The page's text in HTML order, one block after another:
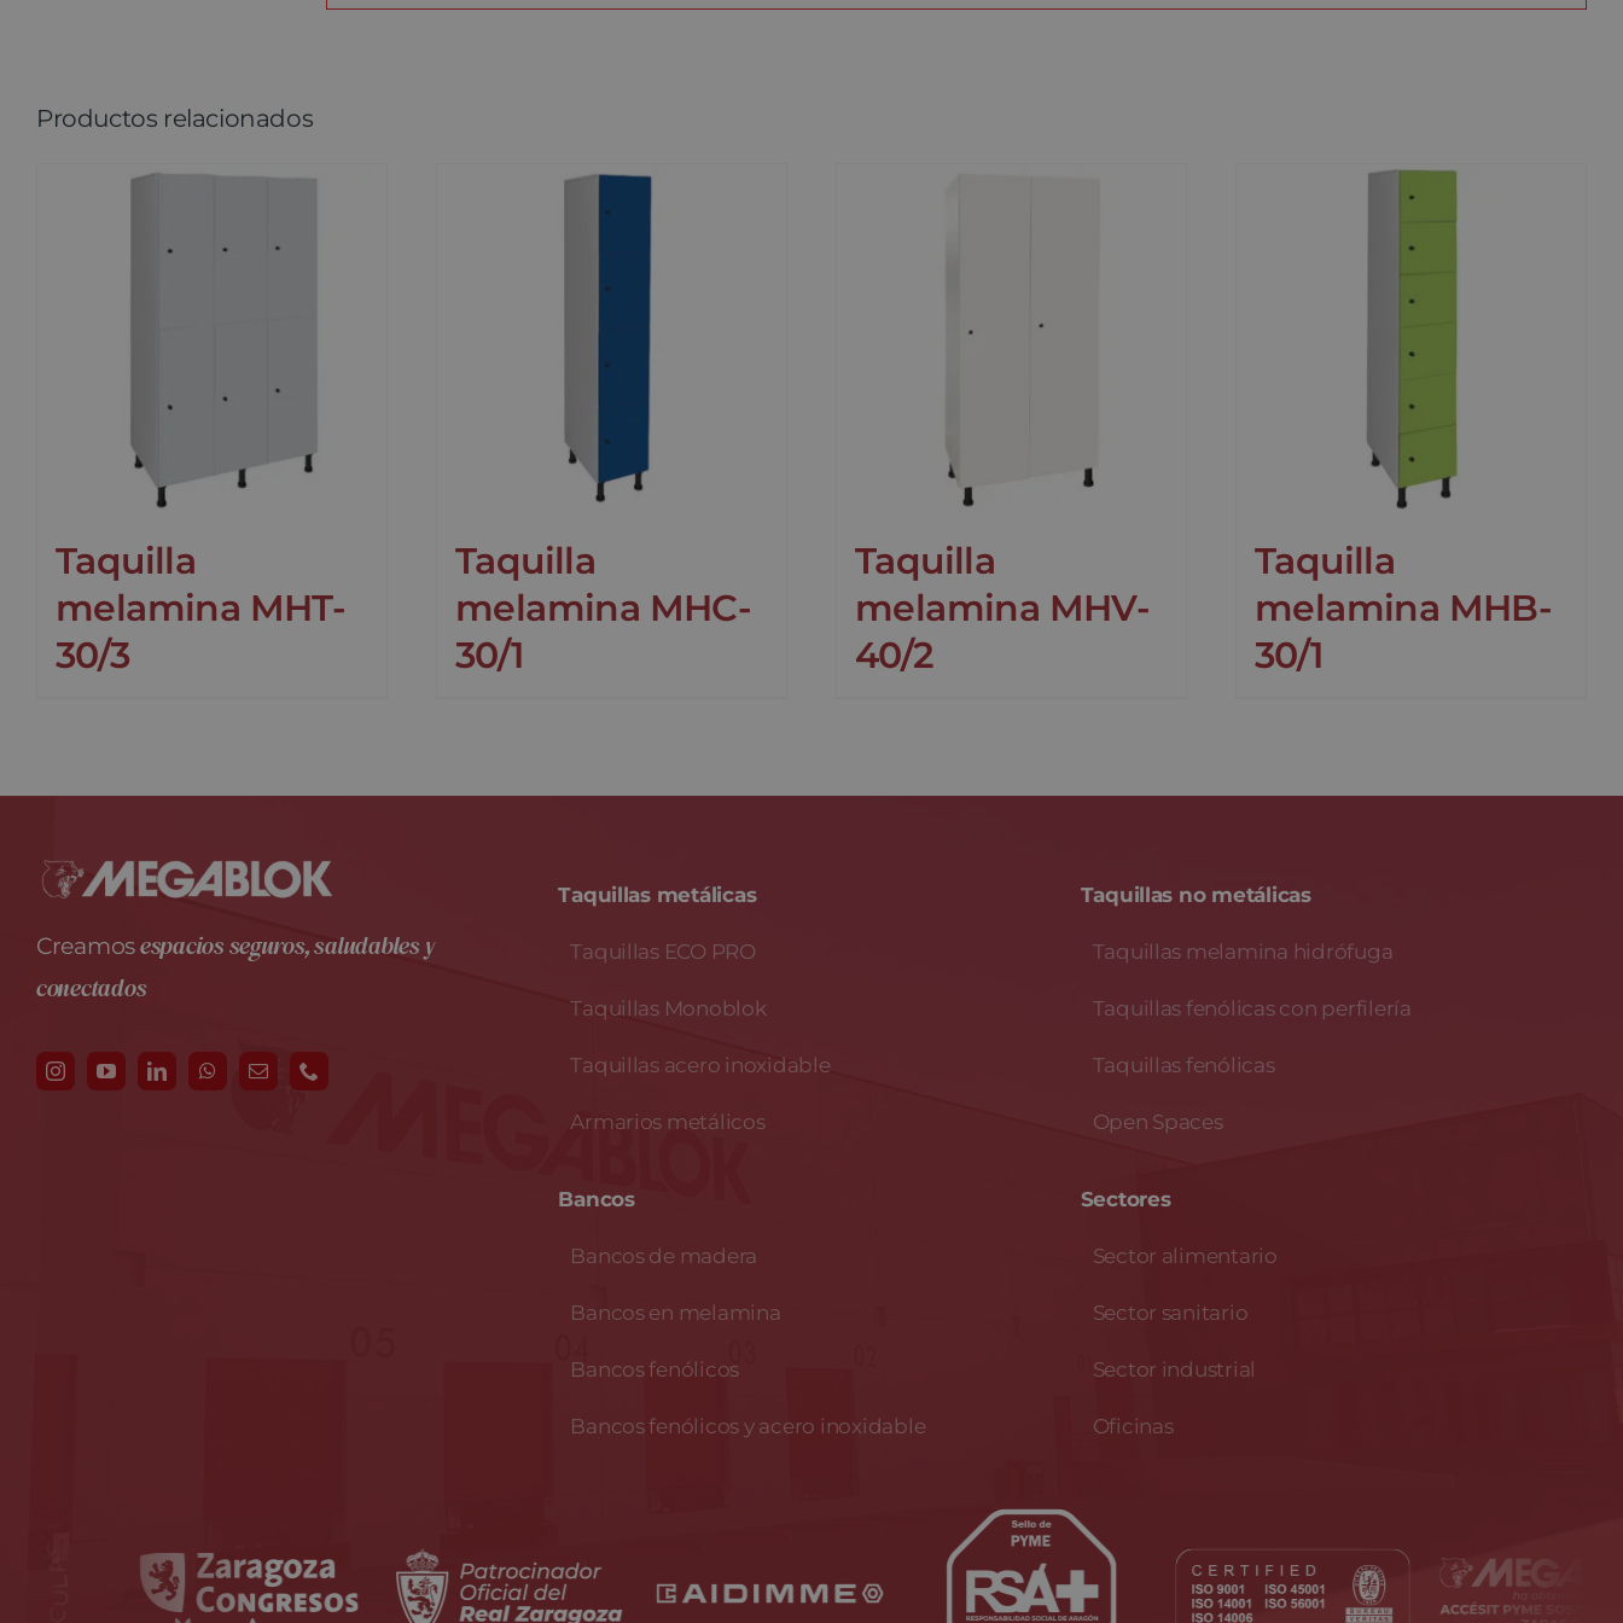
Productos relacionados
Taquilla
melamina MHT-
30/3
Taquilla
melamina MHC-
30/1
Taquilla
melamina MHV-
40/2
Taquilla
melamina MHB-
30/1
Creamosespacios seguros, saludables y
conectados
Taquillas metálicas
Taquillas ECO PRO
Taquillas Monoblok
Taquillas acero inoxidable
Armarios metálicos
Bancos
Bancos de madera
Bancos en melamina
Bancos fenólicos
Bancos fenólicos y acero inoxidable
Taquillas no metálicas
Taquillas melamina hidrófuga
Taquillas fenólicas con perfilería
Taquillas fenólicas
Open Spaces
Sectores
Sector alimentario
Sector sanitario
Sector industrial
Oficinas